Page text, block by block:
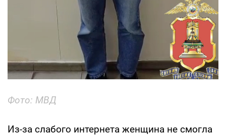
Фото: МВД
Из-за слабого интернета женщина не смогла